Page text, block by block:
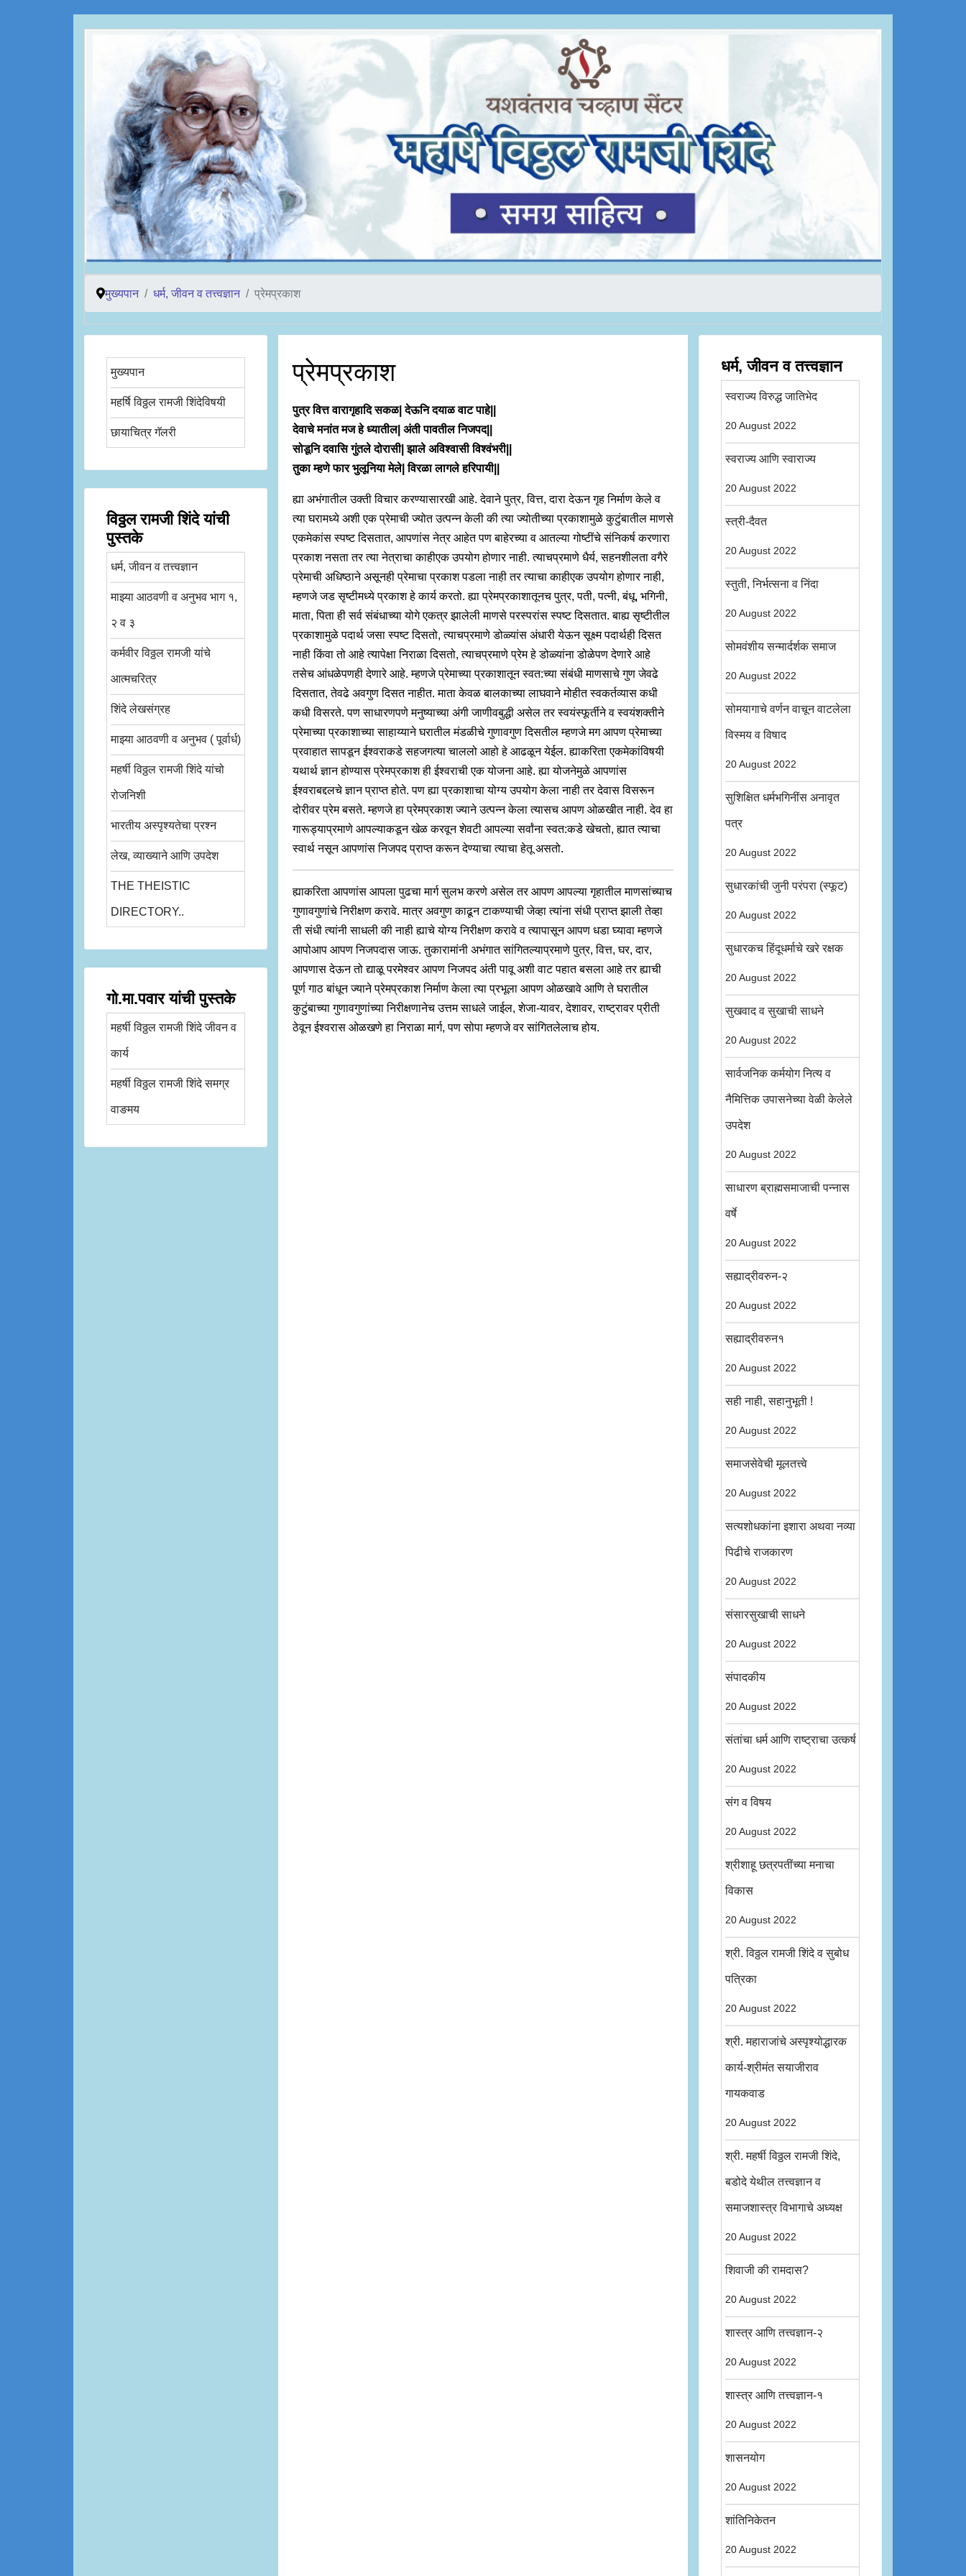
मुख्यपान धर्म, जीवन व तत्त्वज्ञान प्रेमप्रकाश
मुख्यपान
महर्षि विठ्ठल रामजी शिंदेविषयी
छायाचित्र गॅलरी
विठ्ठल रामजी शिंदे यांची
पुस्तके
धर्म, जीवन व तत्त्वज्ञान
माझ्या आठवणी व अनुभव भाग १,
२ व ३
कर्मवीर विठ्ठल रामजी यांचे
आत्मचरित्र
शिंदे लेखसंग्रह
माझ्या आठवणी व अनुभव ( पूर्वार्ध)
महर्षी विठ्ठल रामजी शिंदे यांचो
रोजनिशी
भारतीय अस्पृश्यतेचा प्रश्न
लेख, व्याख्याने आणि उपदेश
THE THEISTIC
DIRECTORY..
गो.मा.पवार यांची पुस्तके
महर्षी विठ्ठल रामजी शिंदे जीवन व
कार्य
महर्षी विठ्ठल रामजी शिंदे समग्र
वाङमय
प्रेमप्रकाश
पुत्र वित्त वारागृहादि सकळ| देऊनि दयाळ वाट पाहे||
देवाचे मनांत मज हे ध्यातील| अंती पावतील निजपद||
सोडूनि दवासि गुंतले दोरासी| झाले अविश्वासी विश्वंभरी||
तुका म्हणे फार भुलूनिया मेले| विरळा लागले हरिपायी||
ह्या अभंगातील उक्ती विचार करण्यासारखी आहे. देवाने पुत्र, वित्त, दारा देऊन गृह निर्माण केले व
त्या घरामध्ये अशी एक प्रेमाची ज्योत उत्पन्न केली की त्या ज्योतीच्या प्रकाशामुळे कुटुंबातील माणसे
एकमेकांस स्पष्ट दिसतात, आपणांस नेत्र आहेत पण बाहेरच्या व आतल्या गोष्टींचे संनिकर्ष करणारा
प्रकाश नसता तर त्या नेत्राचा काहीएक उपयोग होणार नाही. त्याचप्रमाणे धैर्य, सहनशीलता वगैरे
प्रेमाची अधिष्ठाने असूनही प्रेमाचा प्रकाश पडला नाही तर त्याचा काहीएक उपयोग होणार नाही,
म्हणजे जड सृष्टीमध्ये प्रकाश हे कार्य करतो. ह्या प्रेमप्रकाशातूनच पुत्र, पती, पत्नी, बंधू, भगिनी,
माता, पिता ही सर्व संबंधाच्या योगे एकत्र झालेली माणसे परस्परांस स्पष्ट दिसतात. बाह्य सृष्टीतील
प्रकाशामुळे पदार्थ जसा स्पष्ट दिसतो, त्याचप्रमाणे डोळ्यांस अंधारी येऊन सूक्ष्म पदार्थही दिसत
नाही किंवा तो आहे त्यापेक्षा निराळा दिसतो, त्याचप्रमाणे प्रेम हे डोळ्यांना डोळेपण देणारे आहे
तसेच आंधळेपणही देणारे आहे. म्हणजे प्रेमाच्या प्रकाशातून स्वत:च्या संबंधी माणसाचे गुण जेवढे
दिसतात, तेवढे अवगुण दिसत नाहीत. माता केवळ बालकाच्या लाघवाने मोहीत स्वकर्तव्यास कधी
कधी विसरते. पण साधारणपणे मनुष्याच्या अंगी जाणीवबुद्धी असेल तर स्वयंस्फूर्तीने व स्वयंशक्तीने
प्रेमाच्या प्रकाशाच्या साहाय्याने घरातील मंडळीचे गुणावगुण दिसतील म्हणजे मग आपण प्रेमाच्या
प्रवाहात सापडून ईश्वराकडे सहजगत्या चाललो आहो हे आढळून येईल. ह्याकरिता एकमेकांविषयी
यथार्थ ज्ञान होण्यास प्रेमप्रकाश ही ईश्वराची एक योजना आहे. ह्या योजनेमुळे आपणांस
ईश्वराबद्दलचे ज्ञान प्राप्त होते. पण ह्या प्रकाशाचा योग्य उपयोग केला नाही तर देवास विसरून
दोरीवर प्रेम बसते. म्हणजे हा प्रेमप्रकाश ज्याने उत्पन्न केला त्यासच आपण ओळखीत नाही. देव हा
गारूड्याप्रमाणे आपल्याकडून खेळ करवून शेवटी आपल्या सर्वांना स्वत:कडे खेचतो, ह्यात त्याचा
स्वार्थ नसून आपणांस निजपद प्राप्त करून देण्याचा त्याचा हेतू असतो.
ह्याकरिता आपणांस आपला पुढचा मार्ग सुलभ करणे असेल तर आपण आपल्या गृहातील माणसांच्याच
गुणावगुणांचे निरीक्षण करावे. मात्र अवगुण काढून टाकण्याची जेव्हा त्यांना संधी प्राप्त झाली तेव्हा
ती संधी त्यांनी साधली की नाही ह्याचे योग्य निरीक्षण करावे व त्यापासून आपण धडा घ्यावा म्हणजे
आपोआप आपण निजपदास जाऊ. तुकारामांनी अभंगात सांगितल्याप्रमाणे पुत्र, वित्त, घर, दार,
आपणास देऊन तो द्याळू परमेश्वर आपण निजपद अंती पावू अशी वाट पहात बसला आहे तर ह्याची
पूर्ण गाठ बांधून ज्याने प्रेमप्रकाश निर्माण केला त्या प्रभूला आपण ओळखावे आणि ते घरातील
कुटुंबाच्या गुणावगुणांच्या निरीक्षणानेच उत्तम साधले जाईल, शेजा-यावर, देशावर, राष्ट्रावर प्रीती
ठेवून ईश्वरास ओळखणे हा निराळा मार्ग, पण सोपा म्हणजे वर सांगितलेलाच होय.
धर्म, जीवन व तत्त्वज्ञान
स्वराज्य विरुद्ध जातिभेद
20 August 2022
स्वराज्य आणि स्वाराज्य
20 August 2022
स्त्री-दैवत
20 August 2022
स्तुती, निर्भत्सना व निंदा
20 August 2022
सोमवंशीय सन्मार्दर्शक समाज
20 August 2022
सोमयागाचे वर्णन वाचून वाटलेला
विस्मय व विषाद
20 August 2022
सुशिक्षित धर्मभगिनींस अनावृत
पत्र
20 August 2022
सुधारकांची जुनी परंपरा (स्फूट)
20 August 2022
सुधारकच हिंदूधर्माचे खरे रक्षक
20 August 2022
सुखवाद व सुखाची साधने
20 August 2022
सार्वजनिक कर्मयोग नित्य व
नैमित्तिक उपासनेच्या वेळी केलेले
उपदेश
20 August 2022
साधारण ब्राह्मसमाजाची पन्नास
वर्षे
20 August 2022
सह्याद्रीवरुन-२
20 August 2022
सह्याद्रीवरुन१
20 August 2022
सही नाही, सहानुभूती !
20 August 2022
समाजसेवेची मूलतत्त्वे
20 August 2022
सत्यशोधकांना इशारा अथवा नव्या
पिढीचे राजकारण
20 August 2022
संसारसुखाची साधने
20 August 2022
संपादकीय
20 August 2022
संतांचा धर्म आणि राष्ट्राचा उत्कर्ष
20 August 2022
संग व विषय
20 August 2022
श्रीशाहू छत्रपतींच्या मनाचा
विकास
20 August 2022
श्री. विठ्ठल रामजी शिंदे व सुबोध
पत्रिका
20 August 2022
श्री. महाराजांचे अस्पृश्योद्धारक
कार्य-श्रीमंत सयाजीराव
गायकवाड
20 August 2022
श्री. महर्षी विठ्ठल रामजी शिंदे,
बडोदे येथील तत्त्वज्ञान व
समाजशास्त्र विभागाचे अध्यक्ष
20 August 2022
शिवाजी की रामदास?
20 August 2022
शास्त्र आणि तत्त्वज्ञान-२
20 August 2022
शास्त्र आणि तत्त्वज्ञान-१
20 August 2022
शासनयोग
20 August 2022
शांतिनिकेतन
20 August 2022